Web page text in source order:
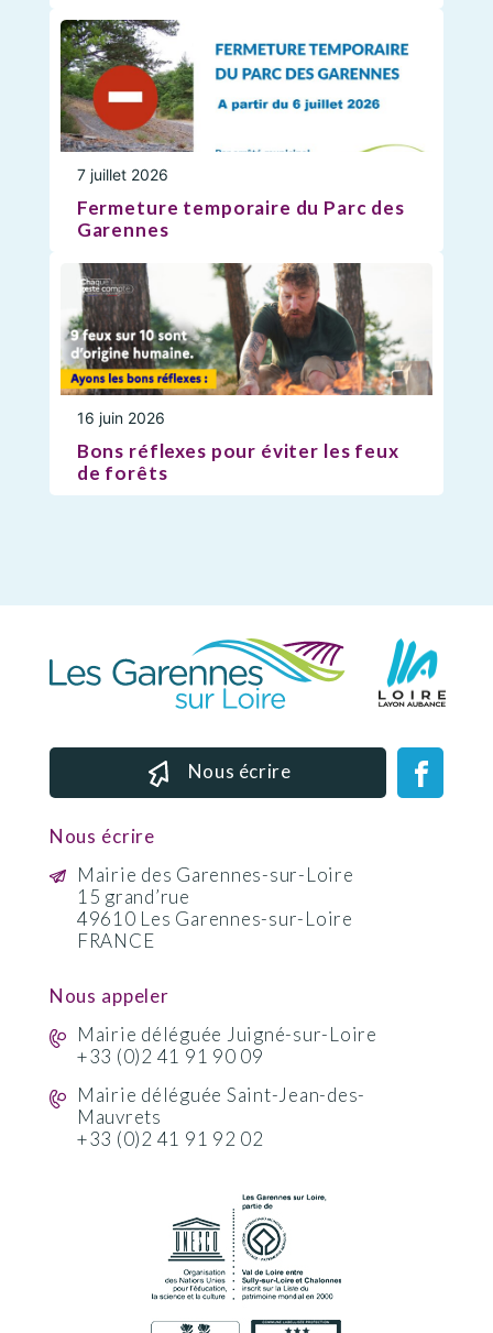
7 juillet 2026
Fermeture temporaire du Parc des
Garennes
16 juin 2026
Bons réflexes pour éviter les feux
de forêts
Nous écrire
Nous écrire
Mairie des Garennes-sur-Loire
15 grand’rue
49610 Les Garennes-sur-Loire
FRANCE
Nous appeler
Mairie déléguée Juigné-sur-Loire
+33 (0)2 41 91 90 09
Mairie déléguée Saint-Jean-des-
Mauvrets
+33 (0)2 41 91 92 02